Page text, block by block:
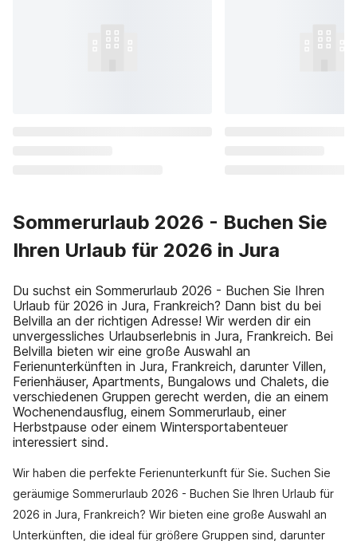
Sommerurlaub 2026 - Buchen Sie
Ihren Urlaub für 2026 in Jura
Du suchst ein Sommerurlaub 2026 - Buchen Sie Ihren
Urlaub für 2026 in Jura, Frankreich? Dann bist du bei
Belvilla an der richtigen Adresse! Wir werden dir ein
unvergessliches Urlaubserlebnis in Jura, Frankreich. Bei
Belvilla bieten wir eine große Auswahl an
Ferienunterkünften in Jura, Frankreich, darunter Villen,
Ferienhäuser, Apartments, Bungalows und Chalets, die
verschiedenen Gruppen gerecht werden, die an einem
Wochenendausflug, einem Sommerurlaub, einer
Herbstpause oder einem Wintersportabenteuer
interessiert sind.
Wir haben die perfekte Ferienunterkunft für Sie. Suchen Sie
geräumige Sommerurlaub 2026 - Buchen Sie Ihren Urlaub für
2026 in Jura, Frankreich? Wir bieten eine große Auswahl an
Unterkünften, die ideal für größere Gruppen sind, darunter